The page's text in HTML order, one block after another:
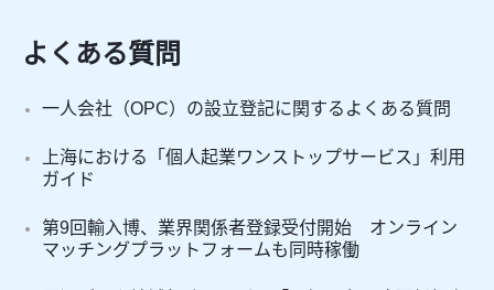
よくある質問
一人会社（OPC）の設立登記に関するよくある質問
上海における「個人起業ワンストップサービス」利用
ガイド
第9回輸入博、業界関係者登録受付開始 オンライン
マッチングプラットフォームも同時稼働